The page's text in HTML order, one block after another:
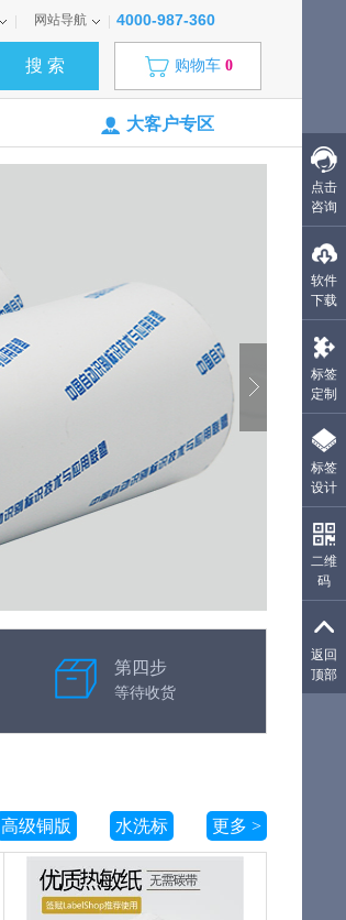
网站导航 4000-987-360
购物车 0
大客户专区
第四步
等待收货
高级铜版 水洗标 更多 >
- + 加入购物车
- + 加入购物车
点击
咨询
软件
下载
标签
定制
标签
设计
二维
码
生成
返回
顶部